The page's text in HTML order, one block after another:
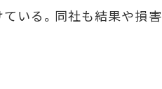
いる。同社も結果や損害